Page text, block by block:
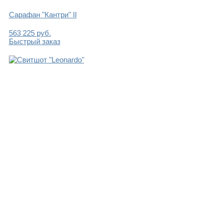
Сарафан "Кантри" II
563 225 руб.
Быстрый заказ